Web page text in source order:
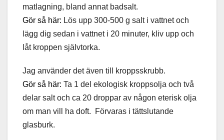
matlagning, bland annat badsalt.
Gör så här: Lös upp 300-500 g salt i vattnet och
lägg dig sedan i vattnet i 20 minuter, kliv upp och
låt kroppen självtorka.
Jag använder det även till kroppsskrubb.
Gör så här: Ta 1 del ekologisk kroppsolja och två
delar salt och ca 20 droppar av någon eterisk olja
om man vill ha doft. Förvaras i tättslutande
glasburk.